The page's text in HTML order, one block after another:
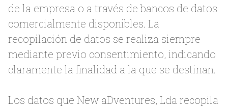
de la empresa o a través de bancos de datos
comercialmente disponibles. La
recopilación de datos se realiza siempre
mediante previo consentimiento, indicando
claramente la finalidad a la que se destinan.
Los datos que New aDventures, Lda recopila